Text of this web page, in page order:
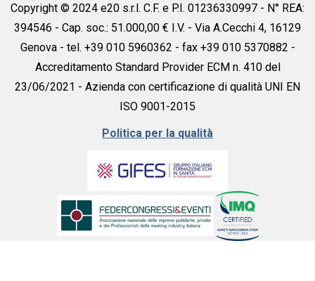
Copyright © 2024 e20 s.r.l. C.F. e P.I. 01236330997 - N° REA:
394546 - Cap. soc.: 51.000,00 € I.V. - Via A.Cecchi 4, 16129
Genova - tel. +39 010 5960362 - fax +39 010 5370882 -
Accreditamento Standard Provider ECM n. 410 del
23/06/2021 - Azienda con certificazione di qualità UNI EN
ISO 9001-2015
Politica per la qualità